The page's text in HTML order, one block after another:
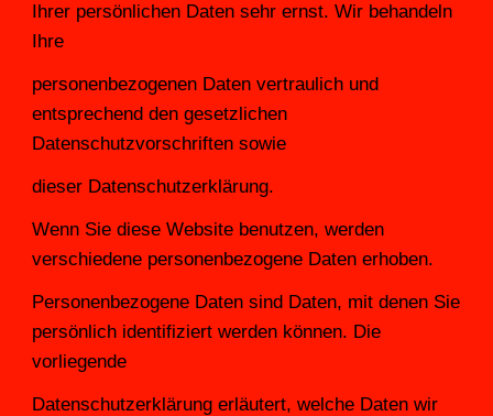
Ihrer persönlichen Daten sehr ernst. Wir behandeln
Ihre
personenbezogenen Daten vertraulich und
entsprechend den gesetzlichen
Datenschutzvorschriften sowie
dieser Datenschutzerklärung.
Wenn Sie diese Website benutzen, werden
verschiedene personenbezogene Daten erhoben.
Personenbezogene Daten sind Daten, mit denen Sie
persönlich identifiziert werden können. Die
vorliegende
Datenschutzerklärung erläutert, welche Daten wir